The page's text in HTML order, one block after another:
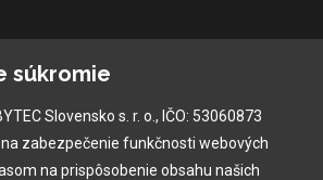
súkromie
Slovensko s. r. o., IČO: 53060873
zabezpečenie funkčnosti webových
na prispôsobenie obsahu našich